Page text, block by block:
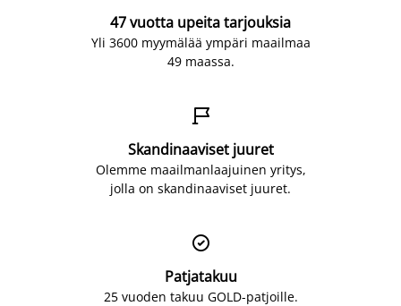
47 vuotta upeita tarjouksia
Yli 3600 myymälää ympäri maailmaa
49 maassa.

Skandinaaviset juuret
Olemme maailmanlaajuinen yritys,
jolla on skandinaaviset juuret.

Patjatakuu
25 vuoden takuu GOLD-patjoille.